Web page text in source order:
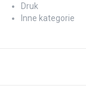
Druk
Inne kategorie